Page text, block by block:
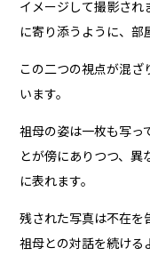
イメージして撮影さ
に寄り添うように、部
この二つの視点が混
います。
祖母の姿は一枚も写っ
とが傍にありつつ、
に表れます。
残された写真は不在を
祖母との対話を続ける